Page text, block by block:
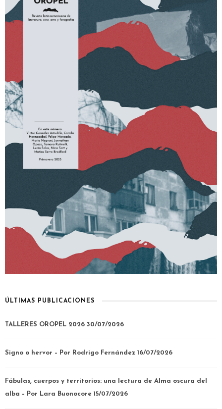
ÚLTIMAS PUBLICACIONES
TALLERES OROPEL 2026 30/07/2026
Signo o hervor – Por Rodrigo Fernández 16/07/2026
Fábulas, cuerpos y territorios: una lectura de Alma oscura del
alba – Por Lara Buonocore 15/07/2026